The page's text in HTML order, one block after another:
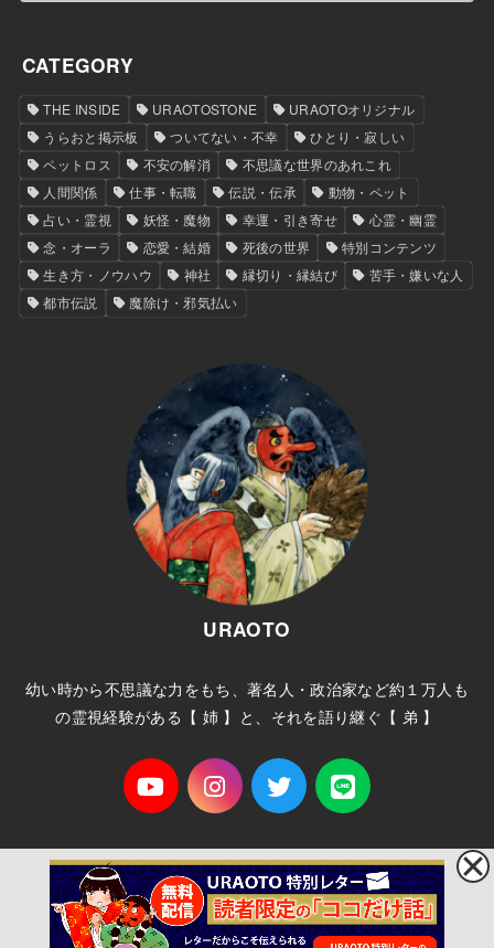
CATEGORY
THE INSIDE URAOTOSTONE
URAOTOオリジナル
うらおと掲示板
ついてない・不幸
ひとり・寂しい
ペットロス
不安の解消
不思議な世界のあれこれ
人間関係
仕事・転職 伝説・伝承
動物・ペット
占い・霊視
妖怪・魔物 幸運・引き寄せ
心霊・幽霊
念・オーラ
恋愛・結婚 死後の世界
特別コンテンツ
生き方・ノウハウ
神社 縁切り・縁結び
苦手・嫌いな人
都市伝説
魔除け・邪気払い
URAOTO
幼い時から不思議な力をもち、著名人・政治家など約１万人も
の霊視経験がある【 姉 】と、それを語り継ぐ【 弟 】
ホーム プライバシーポリシー サイトマップ
お問い合わせ
© 2026URAOTOAll Rights Reserved.